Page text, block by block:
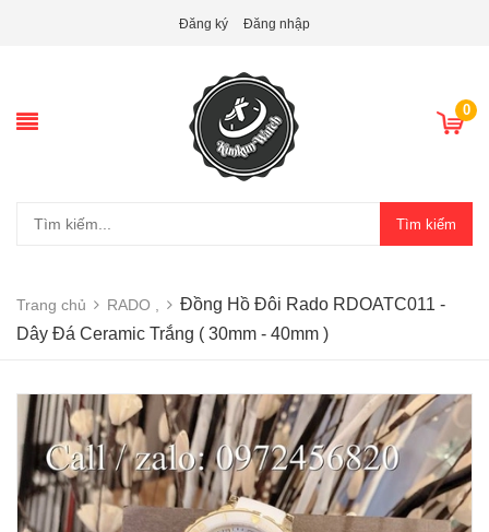
Đăng ký Đăng nhập
0
Tìm kiếm
Trang chủ RADO ,
Đồng Hồ Đôi Rado RDOATC011 -
Dây Đá Ceramic Trắng ( 30mm - 40mm )